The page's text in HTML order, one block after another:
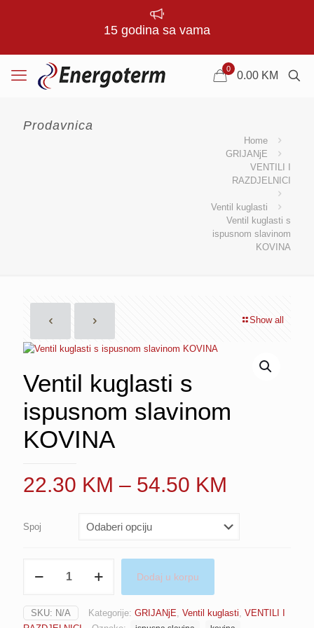
15 godina sa vama
0
0.00 KM
Prodavnica
Home
GRIJANjE
VENTILI I
RAZDJELNICI
Ventil kuglasti
Ventil kuglasti s
ispusnom slavinom
KOVINA
Show all
Ventil kuglasti s
ispusnom slavinom
KOVINA
22.30 KM – 54.50 KM
22.30
Spoj
kuglasti
ispusnom
slavinom
Dodaj u korpu
SKU: N/A Kategorije: GRIJANjE, Ventil kuglasti, VENTILI I